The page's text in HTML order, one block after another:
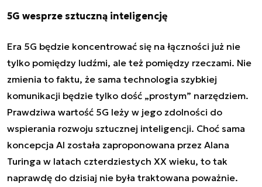
5G wesprze sztuczną inteligencję
Era 5G będzie koncentrować się na łączności już nie
tylko pomiędzy ludźmi, ale też pomiędzy rzeczami. Nie
zmienia to faktu, że sama technologia szybkiej
komunikacji będzie tylko dość „prostym” narzędziem.
Prawdziwa wartość 5G leży w jego zdolności do
wspierania rozwoju sztucznej inteligencji. Choć sama
koncepcja AI została zaproponowana przez Alana
Turinga w latach czterdziestych XX wieku, to tak
naprawdę do dzisiaj nie była traktowana poważnie.